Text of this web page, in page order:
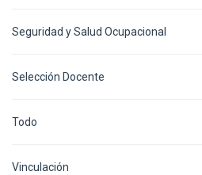
Seguridad y Salud Ocupacional
Selección Docente
Todo
Vinculación